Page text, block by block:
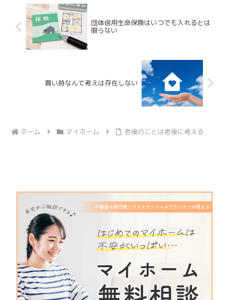
団体信用生命保険はいつでも入れるとは
限らない
買い時なんて考えは存在しない
ホーム マイホーム 老後のことは老後に考える